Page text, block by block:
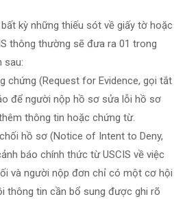
kỳ những thiếu sót về giấy tờ hoặc
thông thường sẽ đưa ra 01 trong
sau:
chứng (Request for Evidence, gọi tắt
để người nộp hồ sơ sửa lỗi hồ sơ
thông tin hoặc chứng từ.
hồ sơ (Notice of Intent to Deny,
báo chính thức từ USCIS về việc
và người nộp đơn chỉ có một cơ hội
thông tin cần bổ sung được ghi rõ